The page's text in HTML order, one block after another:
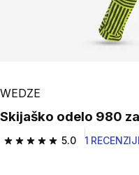
WEDZE
Skijaško odelo 980
5.0
5.0 od 5 zvezdica from 1
1